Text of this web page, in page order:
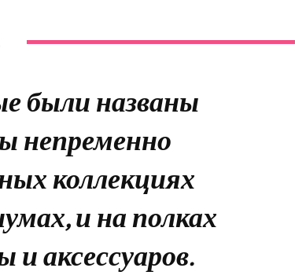
были названы
непременно
коллекциях
и на полках
аксессуаров.